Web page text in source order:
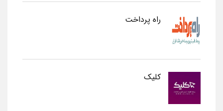
راه پرداخت
کلیک